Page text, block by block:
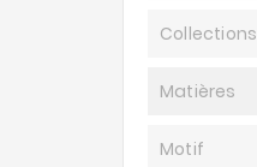
Collections
Matières
Motif